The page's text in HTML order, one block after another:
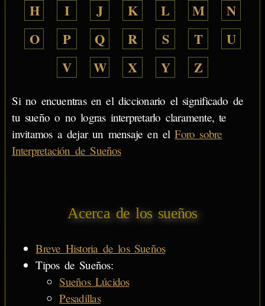
H
I J K L M
N
O
P Q R S T
U
V
W X Y Z
Si no encuentras en el diccionario el significado de
tu sueño o no logras interpretarlo claramente, te
invitamos a dejar un mensaje en elForo sobre
Interpretación de Sueños
Acerca de los sueños
Breve Historia de los Sueños
Tipos de Sueños:
Sueños Lúcidos
Pesadillas